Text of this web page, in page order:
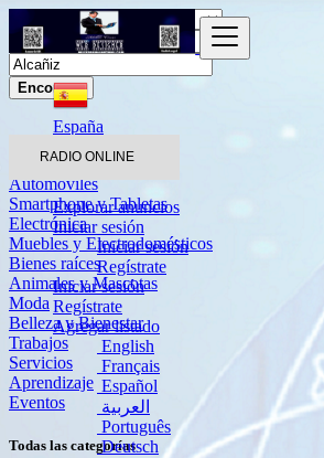
RADIO ONLINE
Explorar anuncios
Iniciar sesión
Iniciar sesión
Regístrate
Iniciar sesión
Regístrate
Agregar listado
English
Français
Español
العربية
Português
Deutsch
Encontrar
España
Automóviles
Smartphone y Tabletas
Electrónica
Muebles y Electrodomésticos
Bienes raíces
Animales y Mascotas
Moda
Belleza y Bienestar
Trabajos
Servicios
Aprendizaje
Eventos
Todas las categorías